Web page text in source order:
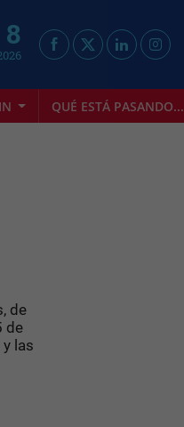
QUÉ ESTÁ PASANDO...
de
de
las